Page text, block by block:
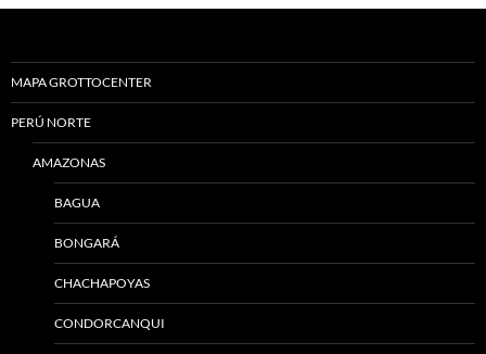
MAPA GROTTOCENTER
PERÚ NORTE
AMAZONAS
BAGUA
BONGARÁ
CHACHAPOYAS
CONDORCANQUI